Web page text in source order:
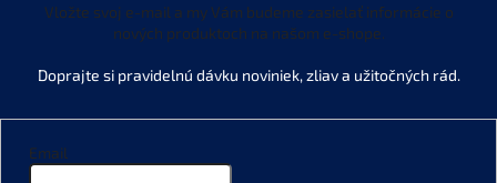
Vložte svoj e-mail a my Vám budeme zasielať informácie o
nových produktoch na našom e-shope.
Email